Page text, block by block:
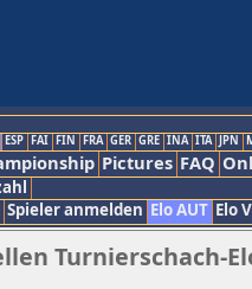
ESP FAI FIN FRA GER GRE INA ITA JPN
Pictures FAQ
Spieler anmelden Elo AUT Elo
Turnierschach-